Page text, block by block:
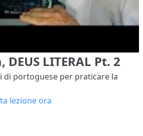
LITERAL Pt. 2
di portoguese per praticare la
lezione ora